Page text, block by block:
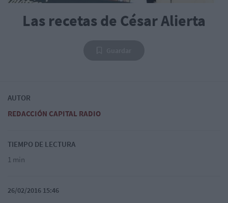
Las recetas de César Alierta
AUTOR
REDACCIÓN CAPITAL RADIO
TIEMPO DE LECTURA
1 min
26/02/2016 15:46